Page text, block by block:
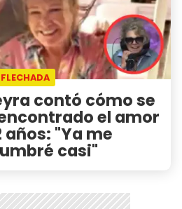
FLECHADA
contó cómo se
el amor
años: "Ya me
casi"